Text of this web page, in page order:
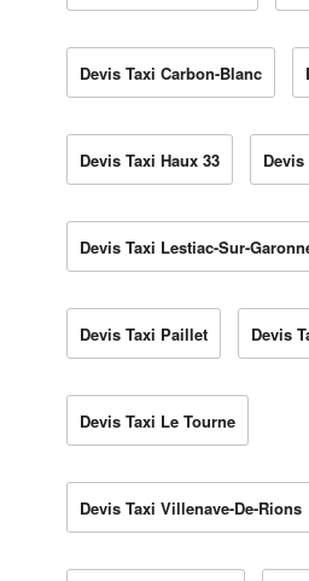
Devis Taxi Carbon-Blanc
Devis Taxi Haux 33
Devis Taxi Lestiac-Sur-
Devis Taxi Paillet Devis
Devis Taxi Le Tourne
Devis Taxi Villenave-De-Rions